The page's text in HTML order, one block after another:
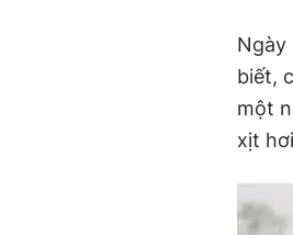
Ngày
biết,
một
xịt